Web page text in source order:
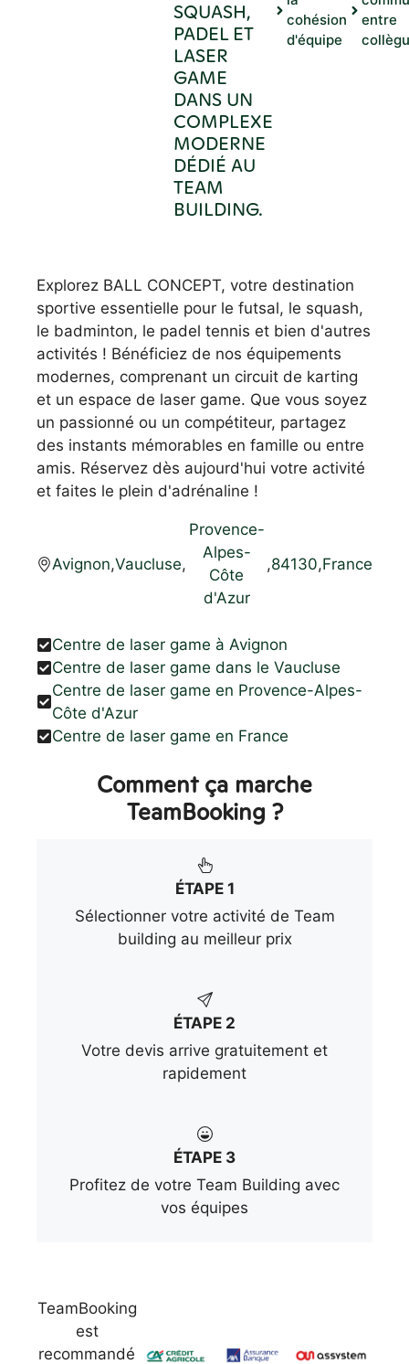
SQUASH,
PADEL ET
LASER
GAME
DANS UN
COMPLEXE
MODERNE
DÉDIÉ AU
TEAM
BUILDING.
cohésion
d'équipe
entre
Explorez BALL CONCEPT, votre destination
sportive essentielle pour le futsal, le squash,
le badminton, le padel tennis et bien d'autres
activités ! Bénéficiez de nos équipements
modernes, comprenant un circuit de karting
et un espace de laser game. Que vous soyez
un passionné ou un compétiteur, partagez
des instants mémorables en famille ou entre
amis. Réservez dès aujourd'hui votre activité
et faites le plein d'adrénaline !
Avignon,Vaucluse,
Provence-
Alpes-
Côte
d'Azur
,84130,France
Centre de laser game à Avignon
Centre de laser game dans le Vaucluse
Centre de laser game en Provence-Alpes-
Côte d'Azur
Centre de laser game en France
Comment ça marche
TeamBooking ?
ÉTAPE 1
Sélectionner votre activité de Team
building au meilleur prix
ÉTAPE 2
Votre devis arrive gratuitement et
rapidement
ÉTAPE 3
Profitez de votre Team Building avec
vos équipes
TeamBooking
est
recommandé